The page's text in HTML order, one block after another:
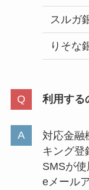
スルガ
りそな
利用する
対応金融
キング登
SMSが
eメール